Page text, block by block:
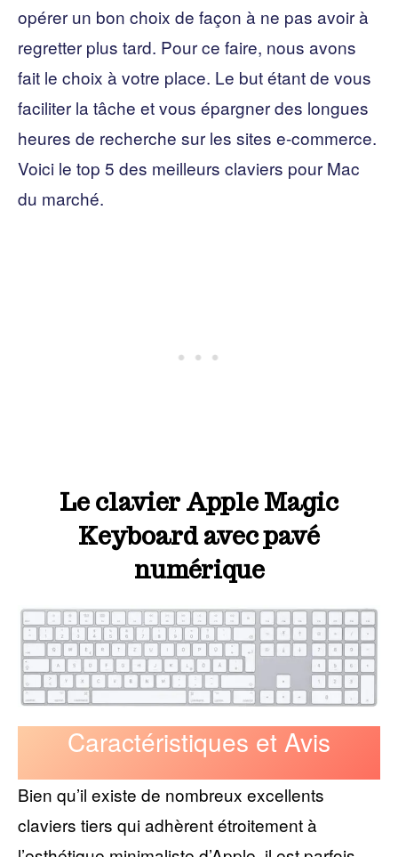
opérer un bon choix de façon à ne pas avoir à
regretter plus tard. Pour ce faire, nous avons
fait le choix à votre place. Le but étant de vous
faciliter la tâche et vous épargner des longues
heures de recherche sur les sites e-commerce.
Voici le top 5 des meilleurs claviers pour Mac
du marché.
Le clavier Apple Magic
Keyboard avec pavé
numérique
Caractéristiques et Avis
Bien qu’il existe de nombreux excellents
claviers tiers qui adhèrent étroitement à